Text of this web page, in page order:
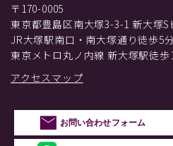
〒170-0005
東京都豊島区南大塚3-3-1 新大塚S
JR大塚駅南口・南大塚通り徒歩5
東京メトロ丸ノ内線 新大塚駅徒歩
アクセスマップ
お問い合わせフォーム